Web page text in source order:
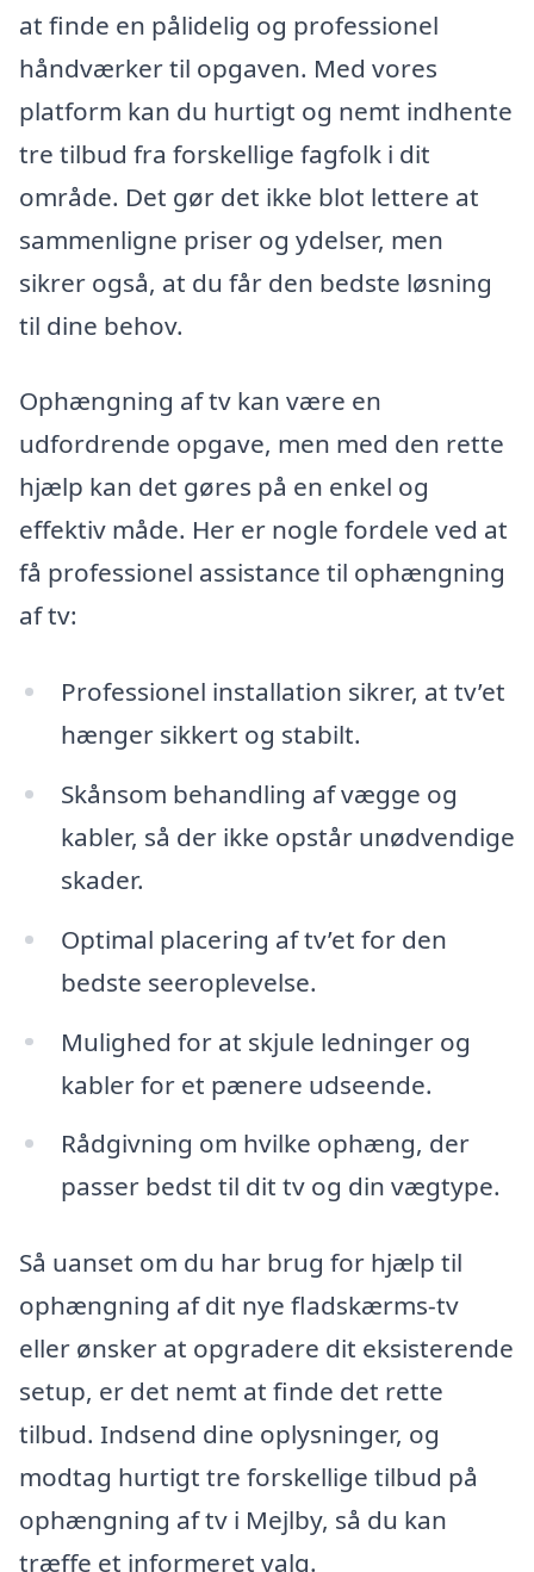
at finde en pålidelig og professionel
håndværker til opgaven. Med vores
platform kan du hurtigt og nemt indhente
tre tilbud fra forskellige fagfolk i dit
område. Det gør det ikke blot lettere at
sammenligne priser og ydelser, men
sikrer også, at du får den bedste løsning
til dine behov.
Ophængning af tv kan være en
udfordrende opgave, men med den rette
hjælp kan det gøres på en enkel og
effektiv måde. Her er nogle fordele ved at
få professionel assistance til ophængning
af tv:
Professionel installation sikrer, at tv’et
hænger sikkert og stabilt.
Skånsom behandling af vægge og
kabler, så der ikke opstår unødvendige
skader.
Optimal placering af tv’et for den
bedste seeroplevelse.
Mulighed for at skjule ledninger og
kabler for et pænere udseende.
Rådgivning om hvilke ophæng, der
passer bedst til dit tv og din vægtype.
Så uanset om du har brug for hjælp til
ophængning af dit nye fladskærms-tv
eller ønsker at opgradere dit eksisterende
setup, er det nemt at finde det rette
tilbud. Indsend dine oplysninger, og
modtag hurtigt tre forskellige tilbud på
ophængning af tv i Mejlby, så du kan
træffe et informeret valg.